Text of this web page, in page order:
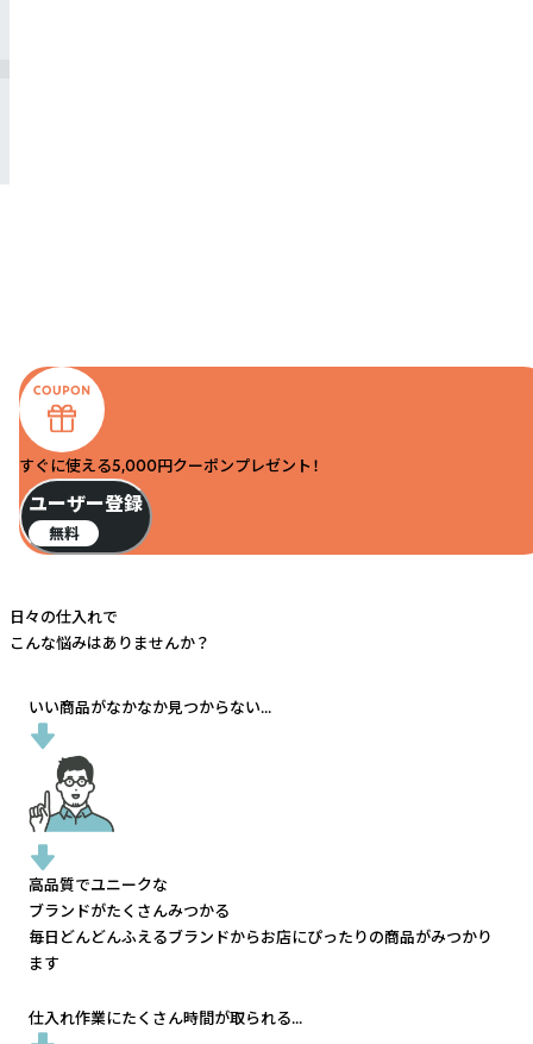
すぐに使える5,000円クーポンプレゼント！
ユーザー登録
無料
日々の仕入れで
こんな悩みはありませんか？
いい商品がなかなか見つからない...
高品質でユニークな
ブランドがたくさんみつかる
毎日どんどんふえるブランドからお店にぴったりの商品がみつかり
ます
仕入れ作業にたくさん時間が取られる...